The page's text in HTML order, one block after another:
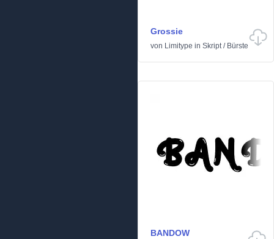
Grossie
von Limitype in Skript/ Bürste
BANDOW